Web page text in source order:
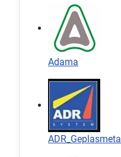
Adama
ADR_Geplasmetal